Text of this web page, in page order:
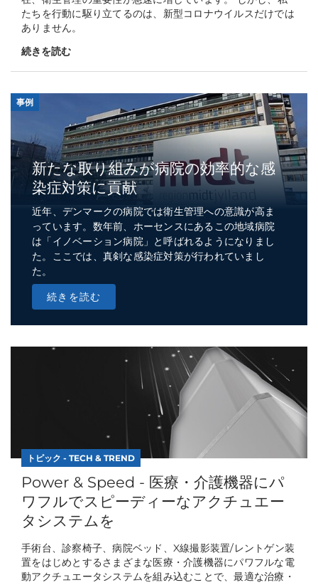
たちを行動に駆り立てるのは、新型コロナウイルスだけでは
ありません。
続きを読む
事例
新たな取り組みが病院の効率的な感
染症対策に貢献
近年、デンマークの病院では衛生管理への意識が高ま
っています。数年前、ホーセンスにあるこの地域病院
は「イノベーション病院」と呼ばれるようになりまし
た。ここでは、真剣な感染症対策が行われていまし
た。
続きを読む
トピック - TECH & TREND
Power & Speed - 医療・介護機器にパ
ワフルでスピーディーなアクチュエー
タシステムを
手術台、診察椅子、病院ベッド、X線撮影装置/レントゲン装
置をはじめとするさまざまな医療・介護機器にパワフルな電
動アクチュエータシステムを組み込むことで、最適な治療・